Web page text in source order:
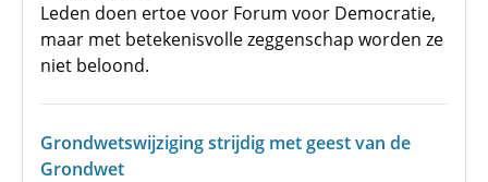
Leden doen ertoe voor Forum voor Democratie,
maar met betekenisvolle zeggenschap worden ze
niet beloond.
Grondwetswijziging strijdig met geest van de
Grondwet